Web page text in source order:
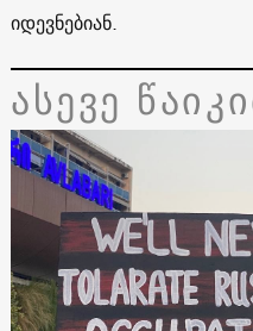
იდევნებიან.
ასევე